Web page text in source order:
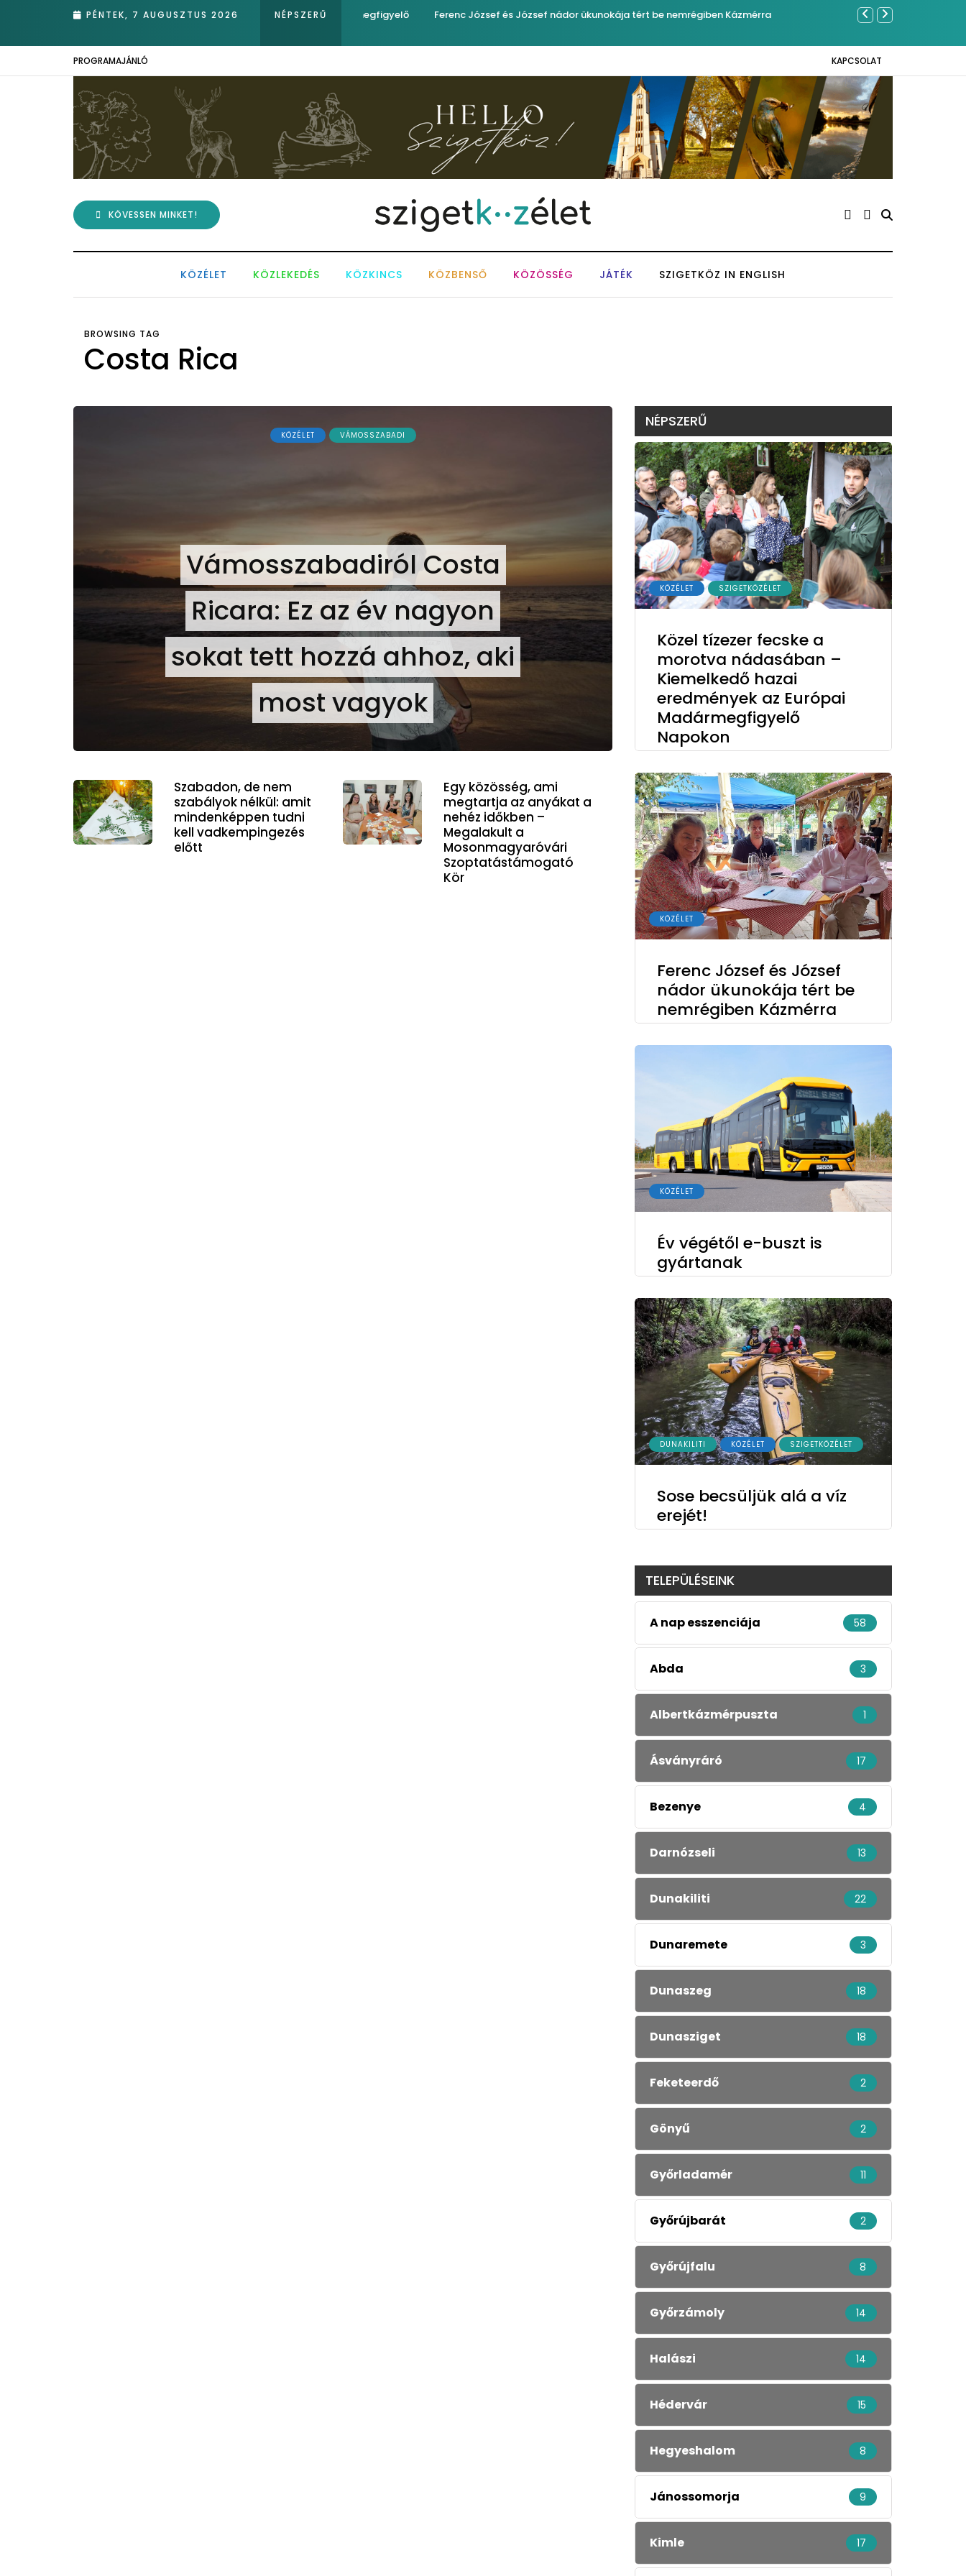
PÉNTEK, 7 AUGUSZTUS 2026 NÉPSZERŰ
– Kiemelkedő hazai eredmények az Európai Madármegfigyelő Ferenc József és József nádor ükunokája tért be nemrégiben Kázmérra Év végétől e-
PROGRAMAJÁNLÓ KAPCSOLAT
KÖVESSEN MINKET!
KÖZÉLET KÖZLEKEDÉS KÖZKINCS KÖZBENSŐ KÖZÖSSÉG JÁTÉK SZIGETKÖZ IN ENGLISH
BROWSING TAG
Costa Rica
KÖZÉLET VÁMOSSZABADI
Vámosszabadiról Costa
Ricara: Ez az év nagyon
sokat tett hozzá ahhoz, aki
most vagyok
Szabadon, de nem
szabályok nélkül: amit
mindenképpen tudni
kell vadkempingezés
előtt
Egy közösség, ami
megtartja az anyákat a
nehéz időkben –
Megalakult a
Mosonmagyaróvári
Szoptatástámogató
Kör
NÉPSZERŰ
KÖZÉLET SZIGETKÖZÉLET
Közel tízezer fecske a
morotva nádasában –
Kiemelkedő hazai
eredmények az Európai
Madármegfigyelő
Napokon
KÖZÉLET
Ferenc József és József
nádor ükunokája tért be
nemrégiben Kázmérra
KÖZÉLET
Év végétől e-buszt is
gyártanak
DUNAKILITI KÖZÉLET SZIGETKÖZÉLET
Sose becsüljük alá a víz
erejét!
TELEPÜLÉSEINK
A nap esszenciája 58
Abda 3
Albertkázmérpuszta 1
Ásványráró 17
Bezenye 4
Darnózseli 13
Dunakiliti 22
Dunaremete 3
Dunaszeg 18
Dunasziget 18
Feketeerdő 2
Gönyű 2
Győrladamér 11
Győrújbarát 2
Győrújfalu 8
Győrzámoly 14
Halászi 14
Hédervár 15
Hegyeshalom 8
Jánossomorja 9
Kimle 17